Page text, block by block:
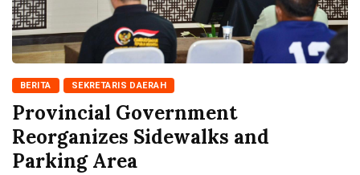
BERITA SEKRETARIS DAERAH
Provincial Government
Reorganizes Sidewalks and
Parking Area